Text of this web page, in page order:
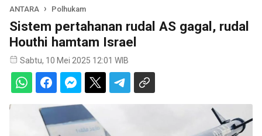
ANTARA Polhukam
Sistem pertahanan rudal AS gagal, rudal
Houthi hamtam Israel
Sabtu, 10 Mei 2025 12:01 WIB